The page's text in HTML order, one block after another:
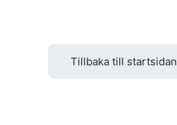
Tillbaka till startsidan